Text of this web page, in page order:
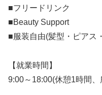
■フリードリンク
■Beauty Support
■服装自由(髪型・ピアス
【就業時間】
9:00～18:00(休憩1時間